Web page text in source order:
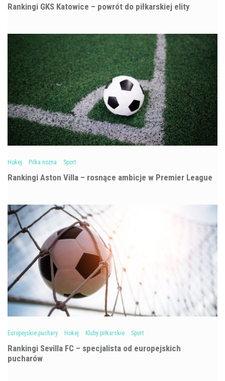
Rankingi GKS Katowice – powrót do piłkarskiej elity
Hokej Piłka nożna Sport
Rankingi Aston Villa – rosnące ambicje w Premier League
Europejskie puchary Hokej Kluby piłkarskie Sport
Rankingi Sevilla FC – specjalista od europejskich
pucharów